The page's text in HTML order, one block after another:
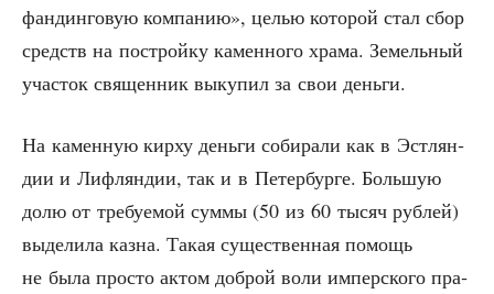
фандин­го­вую ком­па­нию», целью кото­рой стал сбор
средств на построй­ку камен­но­го хра­ма. Земель­ный
уча­сток свя­щен­ник выку­пил за свои деньги.
На камен­ную кир­ху день­ги соби­ра­ли как в Эст­лян­
дии и Лиф­лян­дии, так и в Петер­бур­ге. Боль­шую
долю от тре­бу­е­мой сум­мы (50 из 60 тысяч руб­лей)
выде­ли­ла каз­на. Такая суще­ствен­ная помощь
не была про­сто актом доб­рой воли импер­ско­го пра­